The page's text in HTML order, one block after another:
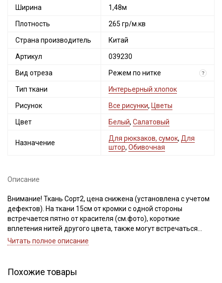
Ширина 1,48м
Плотность 265 гр/м.кв
Страна производитель Китай
Артикул 039230
Вид отреза Режем по нитке ?
Тип ткани Интерьерный хлопок
Рисунок Все рисунки, Цветы
Цвет Белый, Салатовый
Назначение
Для рюкзаков, сумок, Для
штор, Обивочная
Описание
Внимание! Ткань Сорт2, цена снижена (установлена с учетом
дефектов). На ткани 15см от кромки с одной стороны
встречается пятно от красителя (см.фото), короткие
вплетения нитей другого цвета, также могут встречаться
непрокрасы в виде маленьких пятнышек-точек,
не по плетению). Важно, при выравнивании отреза, не срезать
неровность, а пропарить и подтянуть ткань по диагонали,
Читать полное описание
Похожие товары